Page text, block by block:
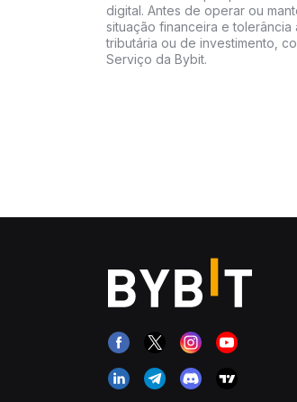
digital. Antes de operar ou
situação financeira e tolerância
tributária ou de investimento,
Serviço da Bybit.